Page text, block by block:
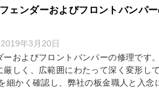
ェンダーおよびフロントバンパ
2019年3月20日
およびフロントバンパーの修理です
しく、広範囲にわたって深く変形し
細かく確認し、弊社の板金職人と入念